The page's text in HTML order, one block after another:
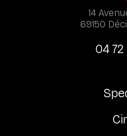
14
69150
04 72